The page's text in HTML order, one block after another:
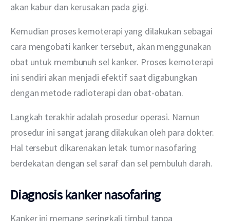
akan kabur dan kerusakan pada gigi.
Kemudian proses kemoterapi yang dilakukan sebagai
cara mengobati kanker tersebut, akan menggunakan
obat untuk membunuh sel kanker. Proses kemoterapi
ini sendiri akan menjadi efektif saat digabungkan
dengan metode radioterapi dan obat-obatan.
Langkah terakhir adalah prosedur operasi. Namun
prosedur ini sangat jarang dilakukan oleh para dokter.
Hal tersebut dikarenakan letak tumor nasofaring
berdekatan dengan sel saraf dan sel pembuluh darah.
Diagnosis kanker nasofaring
Kanker ini memang seringkali timbul tanpa